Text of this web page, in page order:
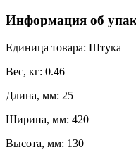
Информация об
Единица товара: Штука
Вес, кг: 0.46
Длина, мм: 25
Ширина, мм: 420
Высота, мм: 130